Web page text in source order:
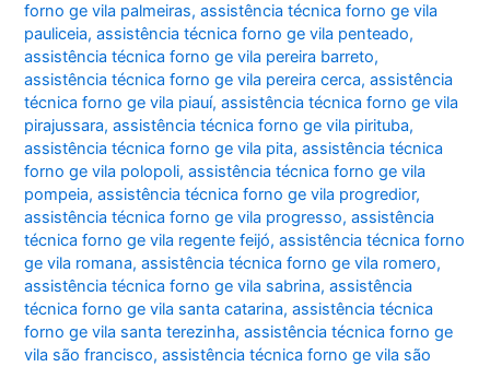
forno ge vila palmeiras,assistência técnica forno ge vila
pauliceia,assistência técnica forno ge vila penteado,
assistência técnica forno ge vila pereira barreto,
assistência técnica forno ge vila pereira cerca,assistência
técnica forno ge vila piauí,assistência técnica forno ge vila
pirajussara,assistência técnica forno ge vila pirituba,
assistência técnica forno ge vila pita,assistência técnica
forno ge vila polopoli,assistência técnica forno ge vila
pompeia,assistência técnica forno ge vila progredior,
assistência técnica forno ge vila progresso,assistência
técnica forno ge vila regente feijó,assistência técnica forno
ge vila romana,assistência técnica forno ge vila romero,
assistência técnica forno ge vila sabrina,assistência
técnica forno ge vila santa catarina,assistência técnica
forno ge vila santa terezinha,assistência técnica forno ge
vila são francisco,assistência técnica forno ge vila são